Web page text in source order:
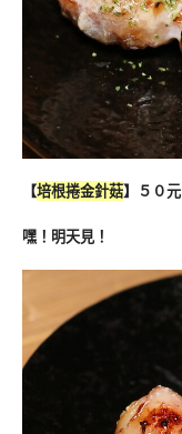
【培根捲金針菇】５０元
嘿！明天見！